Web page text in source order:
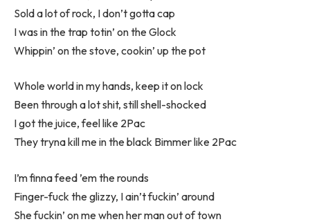
Sold a lot of rock, I don’t gotta cap
I was in the trap totin’ on the Glock
Whippin’ on the stove, cookin’ up the pot
Whole world in my hands, keep it on lock
Been through a lot shit, still shell-shocked
I got the juice, feel like 2Pac
They tryna kill me in the black Bimmer like 2Pac
I’m finna feed ’em the rounds
Finger-fuck the glizzy, I ain’t fuckin’ around
She fuckin’ on me when her man out of town